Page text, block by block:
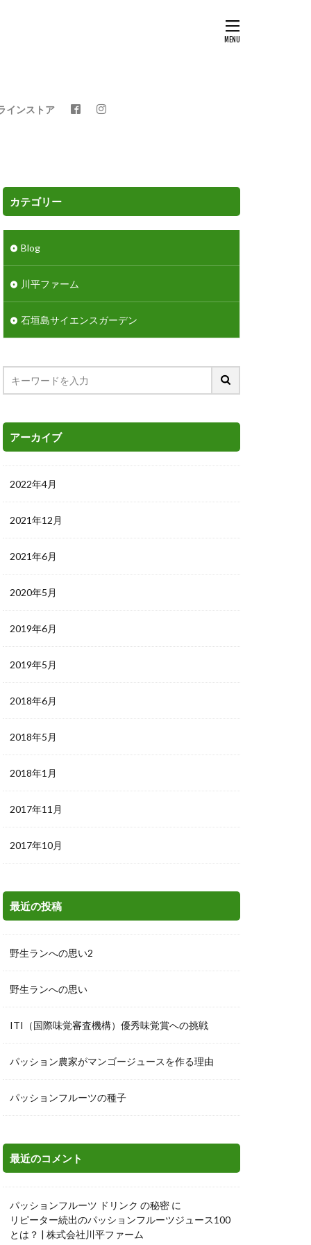
インストア
カテゴリー
Blog
川平ファーム
石垣島サイエンスガーデン
アーカイブ
2022年4月
2021年12月
2021年6月
2020年5月
2019年6月
2019年5月
2018年6月
2018年5月
2018年1月
2017年11月
2017年10月
最近の投稿
野生ランへの思い2
野生ランへの思い
ITI（国際味覚審査機構）優秀味覚賞への挑戦
パッション農家がマンゴージュースを作る理由
パッションフルーツの種子
最近のコメント
パッションフルーツ ドリンク の秘密 に
リピーター続出のパッションフルーツジュース100
とは？ | 株式会社川平ファーム